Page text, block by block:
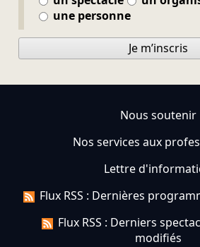
une personne
Je m’inscris
Nous soutenir
Nos services aux
Lettre
Flux RSS : Dernières
Flux RSS : Derniers
modifiés